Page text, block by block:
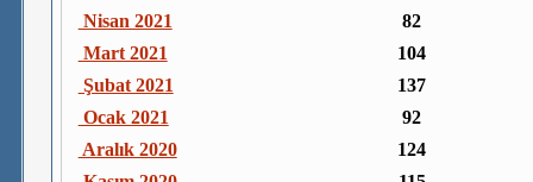
Nisan 2021
82
Mart 2021
104
Şubat 2021
137
Ocak 2021
92
Aralık 2020
124